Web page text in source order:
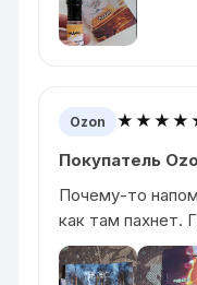
Ozon
Покупатель
Почему-то
как там пахнет.